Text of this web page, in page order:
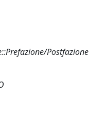
Postfazione